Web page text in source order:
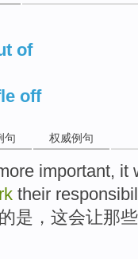
of
off
句 权威例句
important, it
their
的是 ， 这会让那些